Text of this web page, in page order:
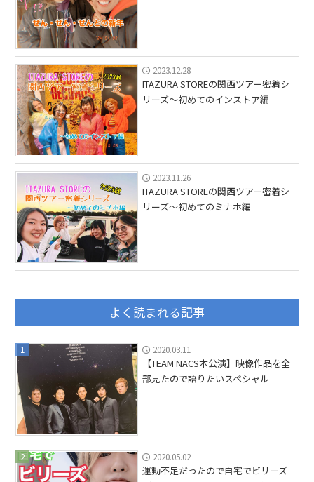
2023.12.28
ITAZURA STOREの関西ツアー密着シ
リーズ〜初めてのインストア編
2023.11.26
ITAZURA STOREの関西ツアー密着シ
リーズ〜初めてのミナホ編
よく読まれる記事
1 2020.03.11
【TEAM NACS本公演】映像作品を全
部見たので語りたいスペシャル
2 2020.05.02
運動不足だったので自宅でビリーズ